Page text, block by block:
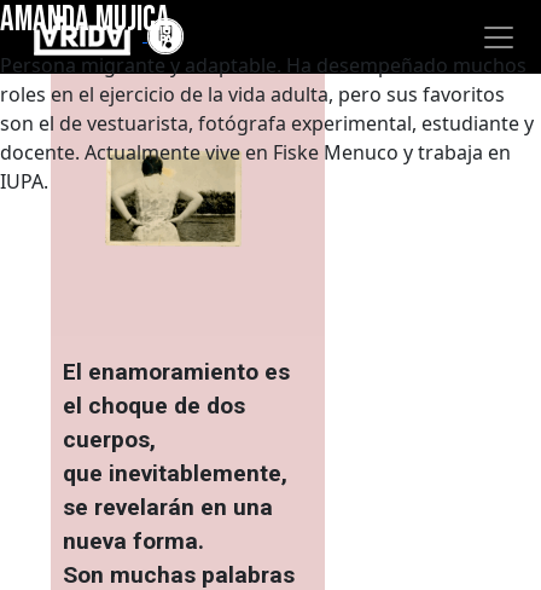
AMANDA MUJICA
Persona migrante y adaptable. Ha desempeñado muchos
roles en el ejercicio de la vida adulta, pero sus favoritos
son el de vestuarista, fotógrafa experimental, estudiante y
docente. Actualmente vive en Fiske Menuco y trabaja en
IUPA.
"
El enamoramiento es
el choque de dos
cuerpos,
que inevitablemente,
se revelarán en una
nueva forma.
Son muchas palabras